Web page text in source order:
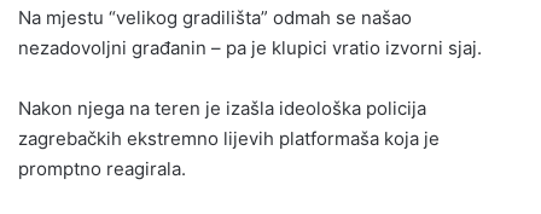
Na mjestu “velikog gradilišta” odmah se našao
nezadovoljni građanin – pa je klupici vratio izvorni sjaj.
Nakon njega na teren je izašla ideološka policija
zagrebačkih ekstremno lijevih platformaša koja je
promptno reagirala.